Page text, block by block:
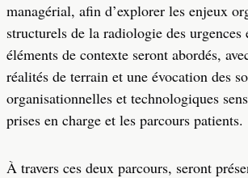
managérial, afin d’explorer les enjeux
structurels de la radiologie des urgences
éléments de contexte seront abordés,
réalités de terrain et une évocation des
organisationnelles et technologiques
prises en charge et les parcours patients.
À travers ces deux parcours, seront